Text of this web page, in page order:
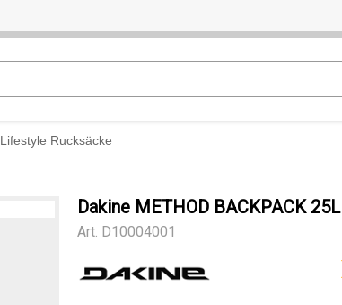
Lifestyle Rucksäcke
Dakine METHOD BACKPACK 25L
Art. D10004001